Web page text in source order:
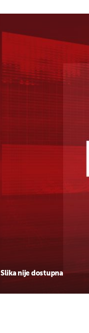
Slika nije dostupna